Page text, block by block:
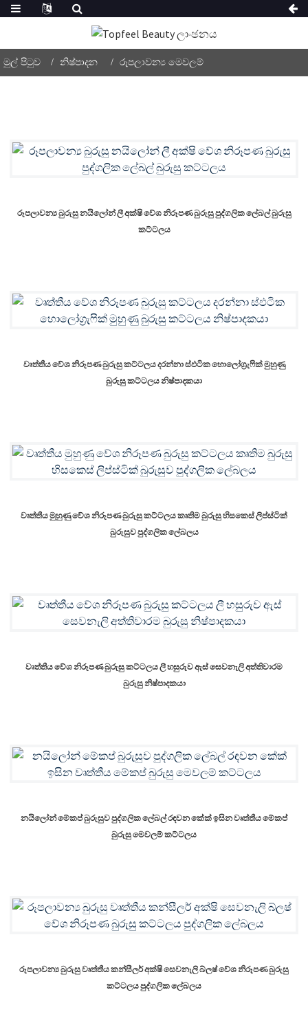
මුල් පිටුව නිෂ්පාදන රූපලාවන්‍ය මෙවලම්
රූපලාවන්‍ය බුරුසු නයිලෝන් ලී අක්ෂි වේශ නිරූපණ බුරුසු පුද්ගලික ලේබල් බුරුසු
කට්ටලය
වෘත්තීය වේශ නිරූපණ බුරුසු කට්ටලය දරන්නා ස්ඵටික හොලෝග්‍රැෆික් මුහුණු
බුරුසු කට්ටලය නිෂ්පාදකයා
වෘත්තීය මුහුණු වේශ නිරූපණ බුරුසු කට්ටලය කෘතිම බුරුසු හිසකෙස් ලිප්ස්ටික්
බුරුසුව පුද්ගලික ලේබලය
වෘත්තීය වේශ නිරූපණ බුරුසු කට්ටලය ලී හසුරුව ඇස් සෙවනැලි අත්තිවාරම
බුරුසු නිෂ්පාදකයා
නයිලෝන් මේකප් බුරුසුව පුද්ගලික ලේබල් රඳවන කේක් ඉසින වෘත්තීය මේකප්
බුරුසු මෙවලම් කට්ටලය
රූපලාවන්‍ය බුරුසු වෘත්තීය කන්සීලර් අක්ෂි සෙවනැලි බ්ලෂ් වේශ නිරූපණ බුරුසු
කට්ටලය පුද්ගලික ලේබලය